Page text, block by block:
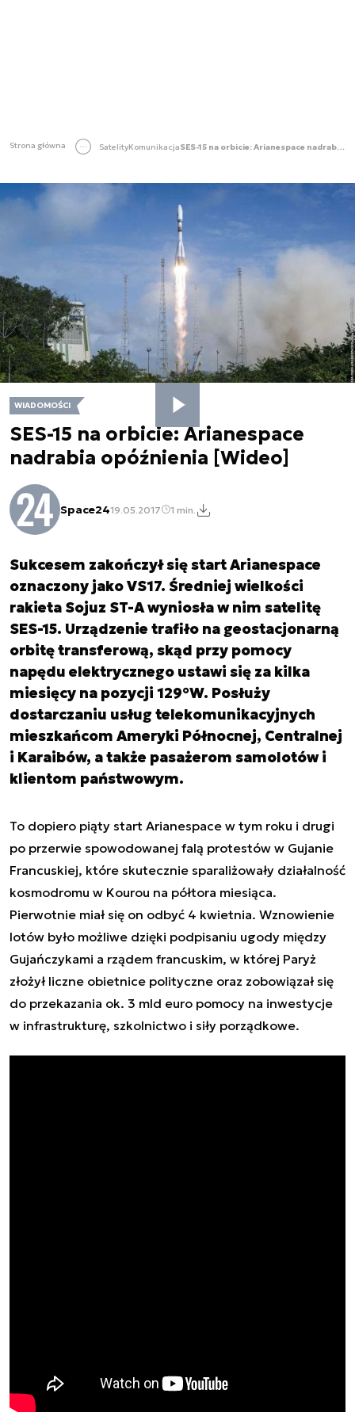
Strona główna SatelityKomunikacja SES-15 na orbicie: Arianespace nadrabia opóźnienia [Wideo]
WIADOMOŚCI
SES-15 na orbicie: Arianespace
nadrabia opóźnienia [Wideo]
Space2419.05.2017 1 min.
Sukcesem zakończył się start Arianespace
oznaczony jako VS17. Średniej wielkości
rakieta Sojuz ST-A wyniosła w nim satelitę
SES-15. Urządzenie trafiło na geostacjonarną
orbitę transferową, skąd przy pomocy
napędu elektrycznego ustawi się za kilka
miesięcy na pozycji 129°W. Posłuży
dostarczaniu usług telekomunikacyjnych
mieszkańcom Ameryki Północnej, Centralnej
i Karaibów, a także pasażerom samolotów i
klientom państwowym.
To dopiero piąty start Arianespace w tym roku i drugi
po przerwie spowodowanej falą protestów w Gujanie
Francuskiej, które skutecznie sparaliżowały działalność
kosmodromu w Kourou na półtora miesiąca.
Pierwotnie miał się on odbyć 4 kwietnia. Wznowienie
lotów było możliwe dzięki podpisaniu ugody między
Gujańczykami a rządem francuskim, w której Paryż
złożył liczne obietnice polityczne oraz zobowiązał się
do przekazania ok. 3 mld euro pomocy na inwestycje
w infrastrukturę, szkolnictwo i siły porządkowe.